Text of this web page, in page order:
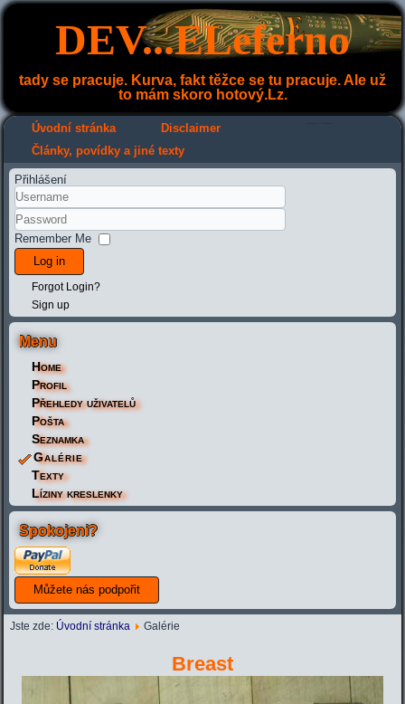
DEV...ELeferno
tady se pracuje. Kurva, fakt těžce se tu pracuje. Ale už
to mám skoro hotový.Lz.
Úvodní stránka Disclaimer
Články, povídky a jiné texty
Přihlášení
Remember Me
Log in
Forgot Login?
Sign up
Menu
Home
Profil
Přehledy uživatelů
Pošta
Seznamka
Galérie
Texty
Líziny kreslenky
Spokojeni?
Jste zde: Úvodní stránka Galérie
Breast